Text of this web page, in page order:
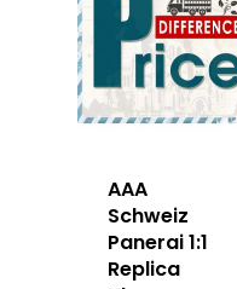
AAA
Schweiz
Panerai 1:1
Replica